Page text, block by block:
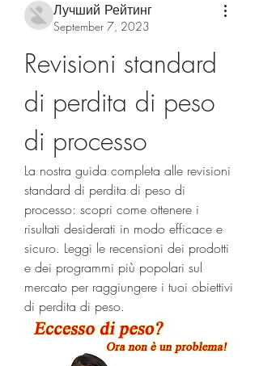
Лучший Рейтинг
September 7, 2023
Revisioni standard
di perdita di peso
di processo
La nostra guida completa alle revisioni
standard di perdita di peso di
processo: scopri come ottenere i
risultati desiderati in modo efficace e
sicuro. Leggi le recensioni dei prodotti
e dei programmi più popolari sul
mercato per raggiungere i tuoi obiettivi
di perdita di peso.